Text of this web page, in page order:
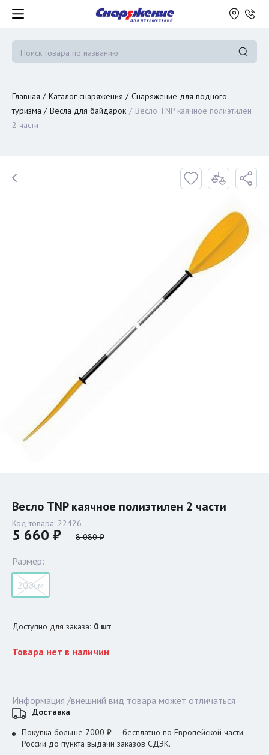
Главная Каталог снаряжения
Снаряжение для водного
туризма
Весла для байдарок
Весло TNP каячное полиэтилен
2 части
Весло TNP каячное полиэтилен 2 части
Код товара: 22426
5 660 ₽ 8 080 ₽
Размер:
200см
Доступно для заказа: 0 шт
Товара нет в наличии
Информация /внешний вид товара может отличаться
Доставка
Покупка больше 7000 ₽ — бесплатно по Европейской части
России до пункта выдачи заказов СДЭК.